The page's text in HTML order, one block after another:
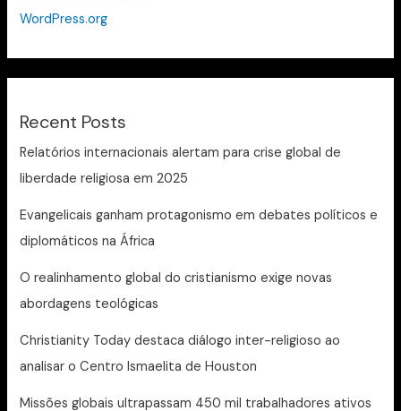
WordPress.org
Recent Posts
Relatórios internacionais alertam para crise global de
liberdade religiosa em 2025
Evangelicais ganham protagonismo em debates políticos e
diplomáticos na África
O realinhamento global do cristianismo exige novas
abordagens teológicas
Christianity Today destaca diálogo inter-religioso ao
analisar o Centro Ismaelita de Houston
Missões globais ultrapassam 450 mil trabalhadores ativos